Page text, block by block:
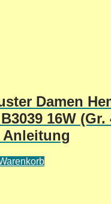
Damen
16W (Gr.
Anleitung